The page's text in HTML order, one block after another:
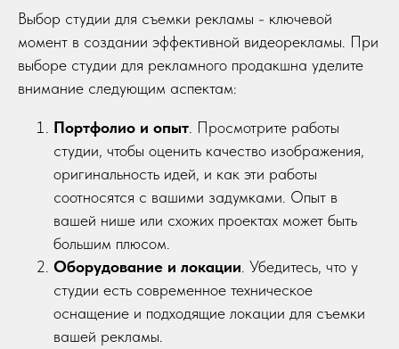
Выбор студии для съемки рекламы - ключевой
момент в создании эффективной видеорекламы. При
выборе студии для рекламного продакшна уделите
внимание следующим аспектам:
Портфолио и опыт . Просмотрите работы
студии, чтобы оценить качество изображения,
оригинальность идей, и как эти работы
соотносятся с вашими задумками. Опыт в
вашей нише или схожих проектах может быть
большим плюсом.
Оборудование и локации . Убедитесь, что у
студии есть современное техническое
оснащение и подходящие локации для съемки
вашей рекламы.